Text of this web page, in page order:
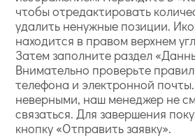
чтобы отредактировать
удалить ненужные позиции.
находится в правом верхнем
Затем заполните раздел
Внимательно проверьте
телефона и электронной
неверными, наш менеджер не
связаться. Для завершения
кнопку «Отправить заявку».